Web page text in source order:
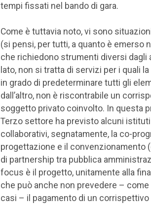
tempi fissati nel bando di gara.
Come è tuttavia noto, vi sono
(si pensi, per tutti, a quanto è emerso
che richiedono strumenti diversi dagli
lato, non si tratta di servizi per i quali
in grado di predeterminare tutti gli
dall’altro, non è riscontrabile un
soggetto privato coinvolto. In questa
Terzo settore ha previsto alcuni
collaborativi, segnatamente, la co-
progettazione e il convenzionamento
di partnership tra pubblica
focus è il progetto, unitamente alla
che può anche non prevedere –
casi – il pagamento di un corrispettivo